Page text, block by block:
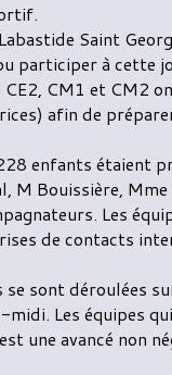
Saint
participer à cette
CM1 et CM2
afin de
enfants étaient
M Bouissière,
Les
de contacts
se sont déroulées
Les équipes
une avancé non